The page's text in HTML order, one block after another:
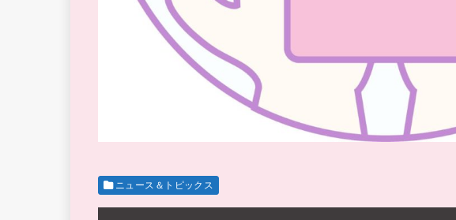
ニュース＆トピックス